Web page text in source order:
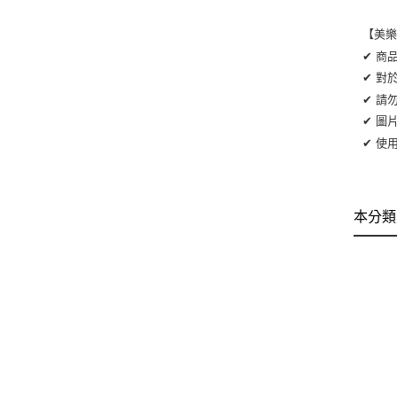
【美
✔ 商
✔ 對
✔ 請
✔ 圖
✔ 使
本分